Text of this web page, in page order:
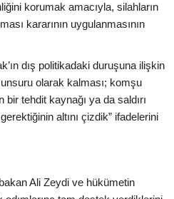
korumak amacıyla, silahların
kararının uygulanmasının
dış politikadaki duruşuna ilişkin
olarak kalması; komşu
tehdit kaynağı ya da saldırı
altını çizdik” ifadelerini
Ali Zeydi ve hükümetin